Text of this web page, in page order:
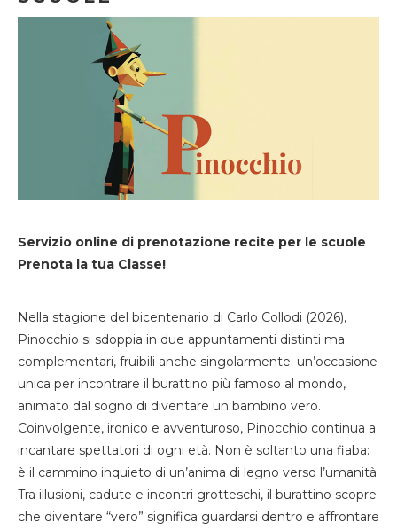
Servizio online di prenotazione recite per le scuole
Prenota la tua Classe!
Nella stagione del bicentenario di Carlo Collodi (2026),
Pinocchio si sdoppia in due appuntamenti distinti ma
complementari, fruibili anche singolarmente: un’occasione
unica per incontrare il burattino più famoso al mondo,
animato dal sogno di diventare un bambino vero.
Coinvolgente, ironico e avventuroso, Pinocchio continua a
incantare spettatori di ogni età. Non è soltanto una fiaba:
è il cammino inquieto di un’anima di legno verso l’umanità.
Tra illusioni, cadute e incontri grotteschi, il burattino scopre
che diventare “vero” significa guardarsi dentro e affrontare